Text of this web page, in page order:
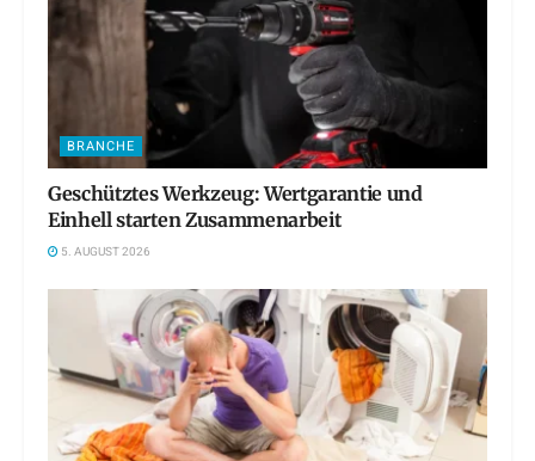
BRANCHE
Geschütztes Werkzeug: Wertgarantie und
Einhell starten Zusammenarbeit
5. AUGUST 2026